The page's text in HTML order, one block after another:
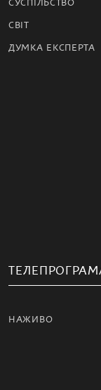
СУСПІЛЬСТВО
СВІТ
ДУМКА ЕКСПЕРТА
НАЖИВО